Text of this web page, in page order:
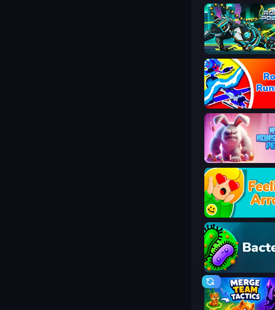
Robo Runner
Feeling Arrow
Bacteria